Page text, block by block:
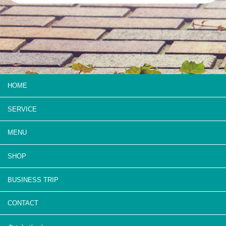
HOME
SERVICE
MENU
SHOP
BUSINESS TRIP
CONTACT